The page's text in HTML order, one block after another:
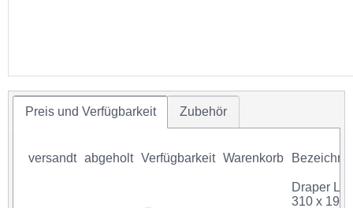
Preis und Verfügbarkeit Zubehör
versandt abgeholt Verfügbarkeit Warenkorb
Draper
310 x 194